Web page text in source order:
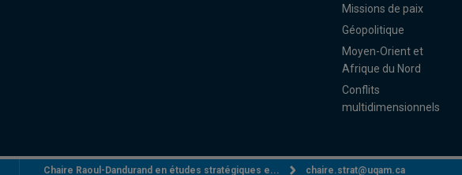
Missions de paix
Géopolitique
Moyen-Orient et
Afrique du Nord
Conflits
multidimensionnels
Chaire Raoul-Dandurand en études stratégiques e... chaire.strat@uqam.ca